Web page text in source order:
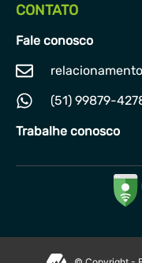
CONTATO
Fale conosco
(51) 99879-
Trabalhe conosco